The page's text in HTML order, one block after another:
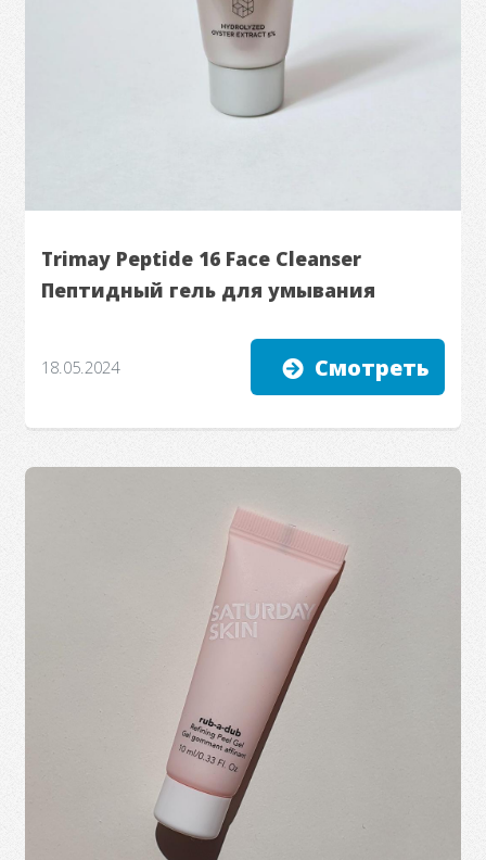
Trimay Peptide 16 Face Cleanser
Пептидный гель для умывания
18.05.2024 Смотреть